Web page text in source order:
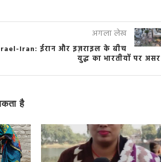
अगला लेख
Iran: ईरान और इज़राइल के बीच
युद्ध का भारतीयों पर असर
है